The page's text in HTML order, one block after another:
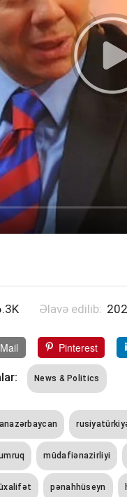
Əlavə edilib:
Pinterest
News & Politics
müdafiənazirliyi
pənahhüseyn